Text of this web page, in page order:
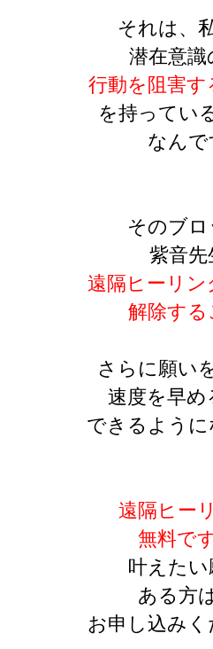
それは、
潜在意識
行動を阻害す
を持ってい
なんで
そのブロ
紫音先
遠隔ヒーリン
解除す
さらに願い
速度を早め
できるように
遠隔ヒー
無料で
叶えた
ある方
お申し込みく